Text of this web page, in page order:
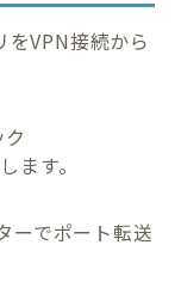
をVPN接続から
ます。
ーでポート転送